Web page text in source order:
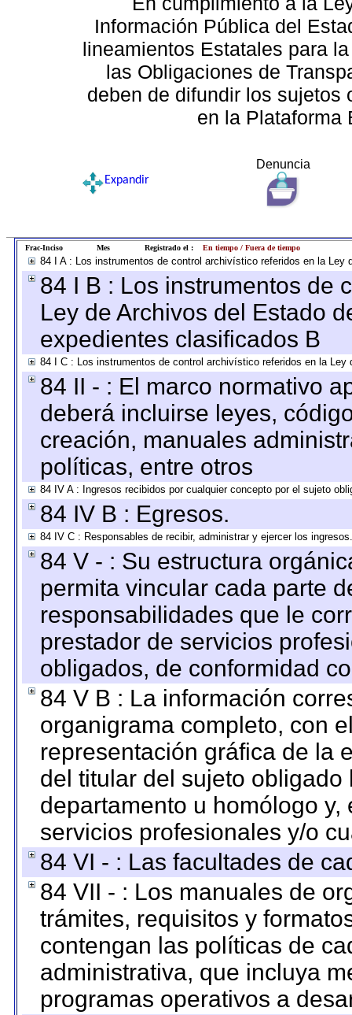
Información Pública del
lineamientos Estatales para
las Obligaciones de
deben de difundir los sujetos
en la Plataforma
Denuncia
Expandir
Frac-Inciso Mes Registrado el : En tiempo / Fuera de tiempo
84 I A : Los instrumentos de control archivístico referidos en la
84 I B : Los instrumentos de
Ley de Archivos del Estado
expedientes clasificados B
84 I C : Los instrumentos de control archivístico referidos en la
84 II - : El marco normativo
deberá incluirse leyes,
creación, manuales
políticas, entre otros
84 IV A : Ingresos recibidos por cualquier concepto por el sujeto
84 IV B : Egresos.
84 IV C : Responsables de recibir, administrar y ejercer los ingresos.
84 V - : Su estructura
permita vincular cada parte
responsabilidades que le
prestador de servicios
obligados, de conformidad
84 V B : La información
organigrama completo, con
representación gráfica de la
del titular del sujeto
departamento u homólogo
servicios profesionales y/o
84 VI - : Las facultades de
84 VII - : Los manuales de
trámites, requisitos y
contengan las políticas de
administrativa, que incluya
programas operativos a